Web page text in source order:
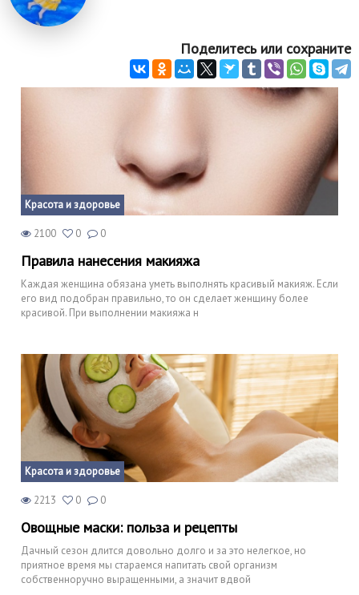
Поделитесь или сохраните
Красота и здоровье
2100 0 0
Правила нанесения макияжа
Каждая женщина обязана уметь выполнять красивый макияж. Если
его вид подобран правильно, то он сделает женщину более
красивой. При выполнении макияжа н
Красота и здоровье
2213 0 0
Овощные маски: польза и рецепты
Дачный сезон длится довольно долго и за это нелегкое, но
приятное время мы стараемся напитать свой организм
собственноручно выращенными, а значит вдвой